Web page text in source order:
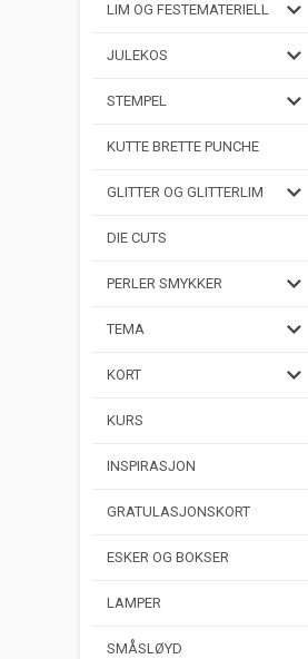
LIM OG FESTEMATERIELL
JULEKOS
STEMPEL
KUTTE BRETTE PUNCHE
GLITTER OG GLITTERLIM
DIE CUTS
PERLER SMYKKER
TEMA
KORT
KURS
INSPIRASJON
GRATULASJONSKORT
ESKER OG BOKSER
LAMPER
SMÅSLØYD